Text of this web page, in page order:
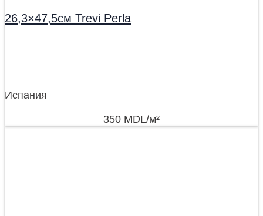
26,3×47,5см Trevi Perla
Испания
350 MDL/м²